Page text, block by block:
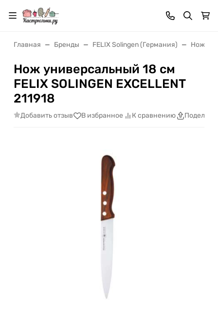
Главная Бренды FELIX Solingen (Германия) Ножи
Нож универсальный 18 см
FELIX SOLINGEN EXCELLENT
211918
Добавить отзыв В избранное К сравнению